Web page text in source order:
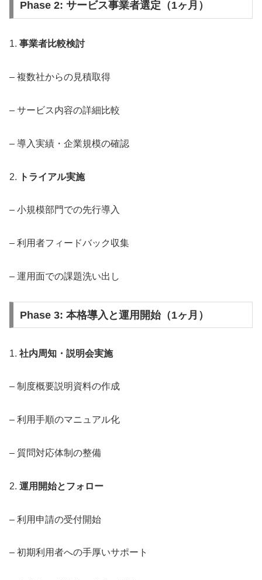
Phase 2: サービス事業者選定（1ヶ月）
1. 事業者比較検討
– 複数社からの見積取得
– サービス内容の詳細比較
– 導入実績・企業規模の確認
2. トライアル実施
– 小規模部門での先行導入
– 利用者フィードバック収集
– 運用面での課題洗い出し
Phase 3: 本格導入と運用開始（1ヶ月）
1. 社内周知・説明会実施
– 制度概要説明資料の作成
– 利用手順のマニュアル化
– 質問対応体制の整備
2. 運用開始とフォロー
– 利用申請の受付開始
– 初期利用者への手厚いサポート